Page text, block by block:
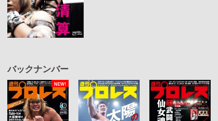
バックナンバー
NEW!